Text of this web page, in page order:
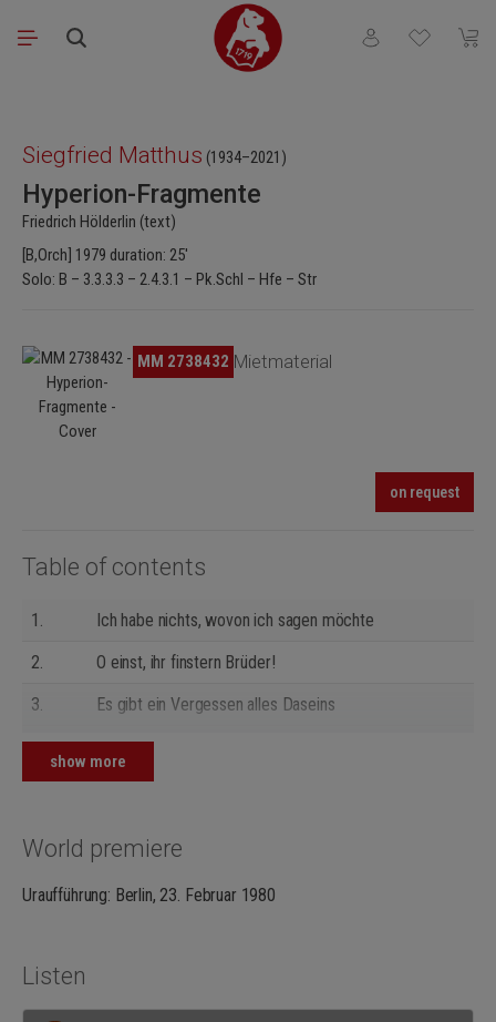
Skip to main content
You have 0
Siegfried Matthus (1934–2021)
Hyperion-Fragmente
Friedrich Hölderlin (text)
[B,Orch] 1979 duration: 25'
Solo: B – 3.3.3.3 – 2.4.3.1 – Pk.Schl – Hfe – Str
Skip image gallery MM 2738432 Mietmaterial
on request
Table of contents
1.
Ich habe nichts, wovon ich sagen möchte
2.
O einst, ihr finstern Brüder!
3.
Es gibt ein Vergessen alles Daseins
4.
Ich war einst glücklich, Bellarmin!
5.
Da gehen wir heiter in den Kampf
show more
World premiere
Uraufführung: Berlin, 23. Februar 1980
Listen